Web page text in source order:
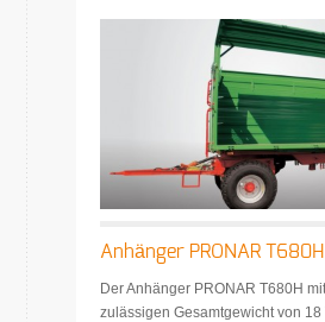
Anhänger PRONAR T680H
Der Anhänger PRONAR T680H
zulässigen Gesamtgewicht von